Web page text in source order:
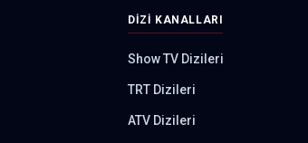
DIZI KANALLARI
Show TV Dizileri
TRT Dizileri
ATV Dizileri